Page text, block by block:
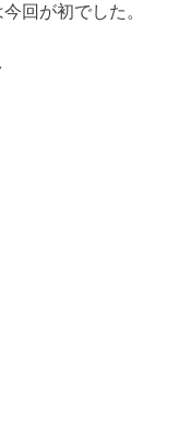
回が初でした。